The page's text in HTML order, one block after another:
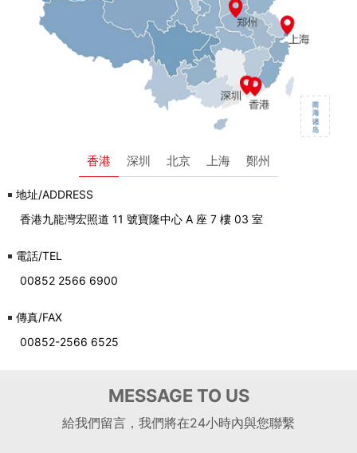
香港 深圳 北京 上海 鄭州
地址/ADDRESS
香港九龍灣宏照道 11 號寶隆中心 A 座 7 樓 03 室
電話/TEL
00852 2566 6900
傳真/FAX
00852-2566 6525
MESSAGE TO US
給我們留言，我們將在24小時內與您聯繫